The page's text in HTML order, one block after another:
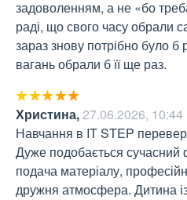
задоволенням, а не «бо
раді, що свого часу обрали
зараз знову потрібно було
вагань обрали б її ще раз.
Христина, 27.06.2026, 10:44
Навчання в IT STEP
Дуже подобається сучасний
подача матеріалу,
дружня атмосфера. Дитина